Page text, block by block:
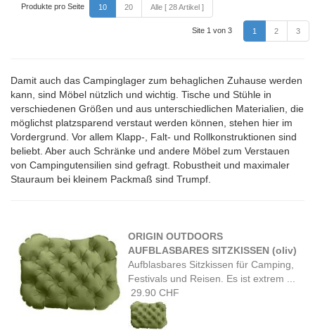
Produkte pro Seite 10 20 Alle [ 28 Artikel ]
Site 1 von 3 1 2 3
Damit auch das Campinglager zum behaglichen Zuhause werden
kann, sind Möbel nützlich und wichtig. Tische und Stühle in
verschiedenen Größen und aus unterschiedlichen Materialien, die
möglichst platzsparend verstaut werden können, stehen hier im
Vordergrund. Vor allem Klapp-, Falt- und Rollkonstruktionen sind
beliebt. Aber auch Schränke und andere Möbel zum Verstauen
von Campingutensilien sind gefragt. Robustheit und maximaler
Stauraum bei kleinem Packmaß sind Trumpf.
ORIGIN OUTDOORS
AUFBLASBARES SITZKISSEN (oliv)
Aufblasbares Sitzkissen für Camping,
Festivals und Reisen. Es ist extrem ...
29.90 CHF